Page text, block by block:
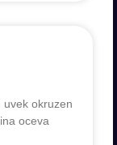
uvek okruzen
oceva